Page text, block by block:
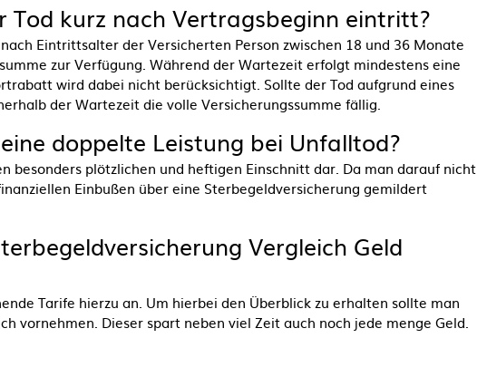
Tod kurz nach Vertragsbeginn eintritt?
Eintrittsalter der Versicherten Person zwischen 18 und 36 Monate
zur Verfügung. Während der Wartezeit erfolgt mindestens eine
wird dabei nicht berücksichtigt. Sollte der Tod aufgrund eines
der Wartezeit die volle Versicherungssumme fällig.
doppelte Leistung bei Unfalltod?
besonders plötzlichen und heftigen Einschnitt dar. Da man darauf nicht
Einbußen über eine Sterbegeldversicherung gemildert
Vergleich Geld
Tarife hierzu an. Um hierbei den Überblick zu erhalten sollte man
vornehmen. Dieser spart neben viel Zeit auch noch jede menge Geld.